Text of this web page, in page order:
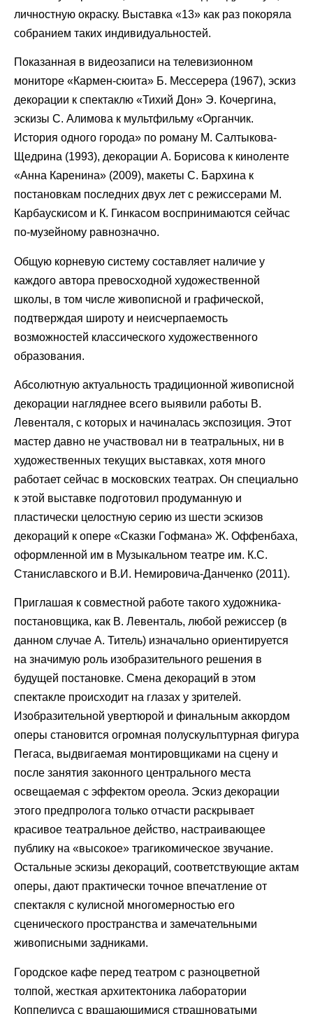
личностную окраску. Выставка «13» как раз покоряла
собранием таких индивидуальностей.
Показанная в видеозаписи на телевизионном
мониторе «Кармен-сюита» Б. Мессерера (1967), эскиз
декорации к спектаклю «Тихий Дон» Э. Кочергина,
эскизы С. Алимова к мультфильму «Органчик.
История одного города» по роману М. Салтыкова-
Щедрина (1993), декорации А. Борисова к киноленте
«Анна Каренина» (2009), макеты С. Бархина к
постановкам последних двух лет с режиссерами М.
Карбаускисом и К. Гинкасом воспринимаются сейчас
по-музейному равнозначно.
Общую корневую систему составляет наличие у
каждого автора превосходной художественной
школы, в том числе живописной и графической,
подтверждая широту и неисчерпаемость
возможностей классического художественного
образования.
Абсолютную актуальность традиционной живописной
декорации нагляднее всего выявили работы В.
Левенталя, с которых и начиналась экспозиция. Этот
мастер давно не участвовал ни в театральных, ни в
художественных текущих выставках, хотя много
работает сейчас в московских театрах. Он специально
к этой выставке подготовил продуманную и
пластически целостную серию из шести эскизов
декораций к опере «Сказки Гофмана» Ж. Оффенбаха,
оформленной им в Музыкальном театре им. К.С.
Станиславского и В.И. Немировича-Данченко (2011).
Приглашая к совместной работе такого художника-
постановщика, как В. Левенталь, любой режиссер (в
данном случае А. Титель) изначально ориентируется
на значимую роль изобразительного решения в
будущей постановке. Смена декораций в этом
спектакле происходит на глазах у зрителей.
Изобразительной увертюрой и финальным аккордом
оперы становится огромная полускульптурная фигура
Пегаса, выдвигаемая монтировщиками на сцену и
после занятия законного центрального места
освещаемая с эффектом ореола. Эскиз декорации
этого предпролога только отчасти раскрывает
красивое театральное действо, настраивающее
публику на «высокое» трагикомическое звучание.
Остальные эскизы декораций, соответствующие актам
оперы, дают практически точное впечатление от
спектакля с кулисной многомерностью его
сценического пространства и замечательными
живописными задниками.
Городское кафе перед театром с разноцветной
толпой, жесткая архитектоника лаборатории
Коппелиуса с вращающимися страшноватыми